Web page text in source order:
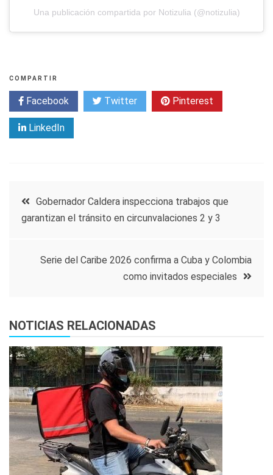
Una publicación compartida por Notizulia (@notizulia)
COMPARTIR
Facebook Twitter Pinterest
LinkedIn
Navegación
de
entradas
Gobernador Caldera inspecciona trabajos que
garantizan el tránsito en circunvalaciones 2 y 3
Serie del Caribe 2026 confirma a Cuba y Colombia
como invitados especiales
NOTICIAS RELACIONADAS